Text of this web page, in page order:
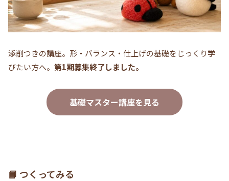
添削つきの講座。形・バランス・仕上げの基礎をじっくり学
びたい方へ。 第1期募集終了しました。
基礎マスター講座を見る
📘 つくってみる